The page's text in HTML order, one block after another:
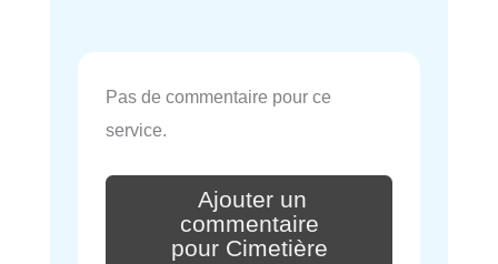
Pas de commentaire pour ce
service.
Ajouter un
commentaire
pour Cimetière